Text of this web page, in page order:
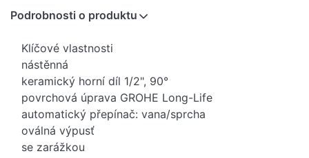
Podrobnosti o produktu
Klíčové vlastnosti
nástěnná
keramický horní díl 1/2", 90°
povrchová úprava GROHE Long-Life
automatický přepínač: vana/sprcha
oválná výpusť
se zarážkou